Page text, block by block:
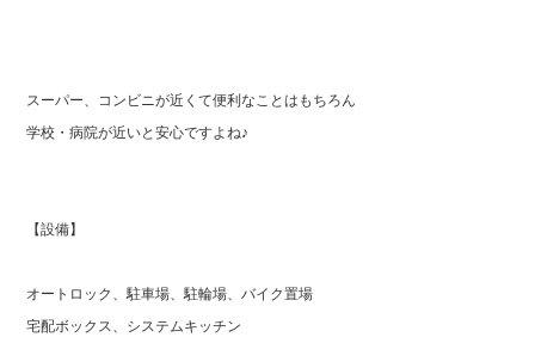
スーパー、コンビニが近くて便利なことはもちろん
学校・病院が近いと安心ですよね♪
【設備】
オートロック、駐車場、駐輪場、バイク置場
宅配ボックス、システムキッチン